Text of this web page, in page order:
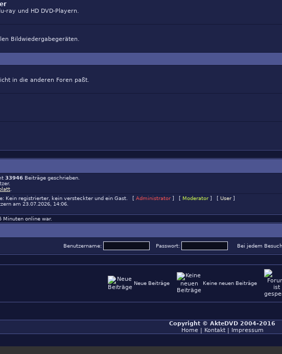
ray und HD DVD-Playern.
Bildwiedergabegeräten.
in die anderen Foren paßt.
33946 Beiträge geschrieben.
Kein registrierter, kein versteckter und ein Gast. [ Administrator ] [ Moderator ] [ User]
am 23.07.2026, 14:06.
Minuten online war.
Benutzername: Passwort: Bei jedem Besuch
Neue Beiträge Keine neuen Beiträge
Copyright © AkteDVD 2004-2016
Home| Kontakt| Impressum